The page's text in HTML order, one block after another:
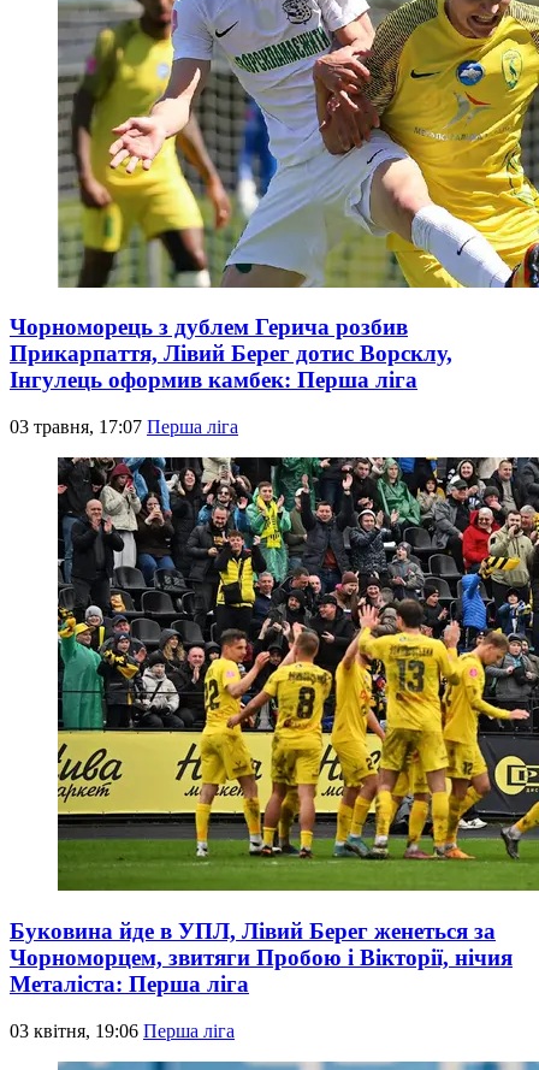
Чорноморець з дублем Герича розбив
Прикарпаття, Лівий Берег дотис Ворсклу,
Інгулець оформив камбек: Перша ліга
03 травня, 17:07 Перша ліга
Буковина йде в УПЛ, Лівий Берег женеться за
Чорноморцем, звитяги Пробою і Вікторії, нічия
Металіста: Перша ліга
03 квітня, 19:06 Перша ліга